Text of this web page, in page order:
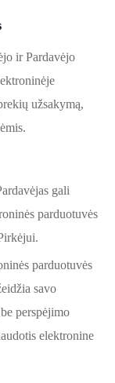
ir Pardavėjo
užsakymą,
gali
parduotuvės
parduotuvės
savo
perspėjimo
elektronine